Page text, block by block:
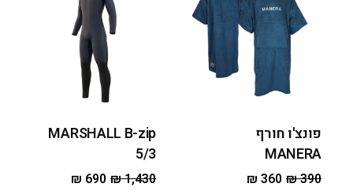
פונצ'ו חורף
MANERA
₪390
₪ 360
MARSHALL B-zip
5/3
₪1,430
₪ 690